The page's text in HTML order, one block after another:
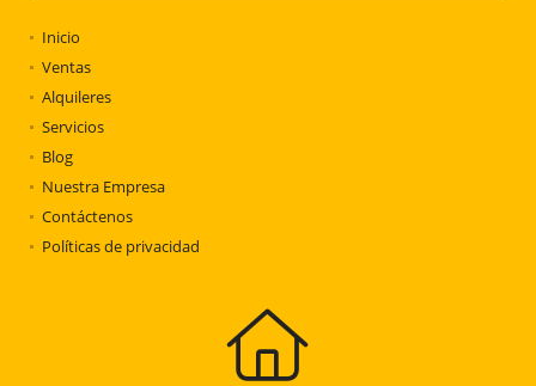
Inicio
Ventas
Alquileres
Servicios
Blog
Nuestra Empresa
Contáctenos
Políticas de privacidad